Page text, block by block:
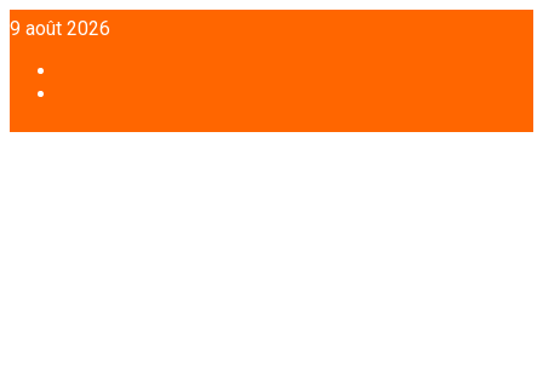
Aller
au
contenu
9 août 2026